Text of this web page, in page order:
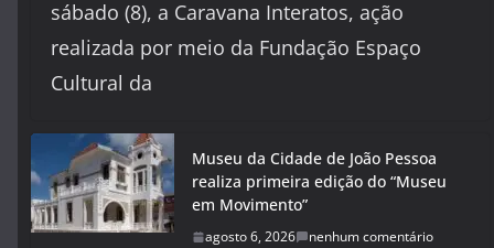
sábado (8), a Caravana Interatos, ação
realizada por meio da Fundação Espaço
Cultural da
Museu da Cidade de João Pessoa
realiza primeira edição do “Museu
em Movimento”
agosto 6, 2026 nenhum comentário